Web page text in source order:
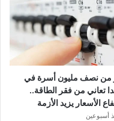
من نصف مليون أسرة في
تعاني من فقر الطاقة..
الأسعار يزيد الأزمة
أسبوعين